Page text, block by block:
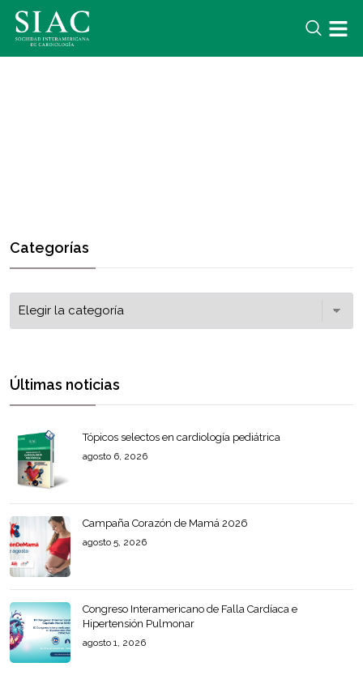
Categorías
Últimas noticias
Tópicos selectos en cardiología pediátrica
agosto 6, 2026
Campaña Corazón de Mamá 2026
agosto 5, 2026
Congreso Interamericano de Falla Cardíaca e
Hipertensión Pulmonar
agosto 1, 2026